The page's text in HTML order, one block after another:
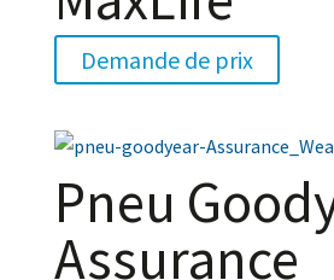
Demande de prix
Pneu
Assurance